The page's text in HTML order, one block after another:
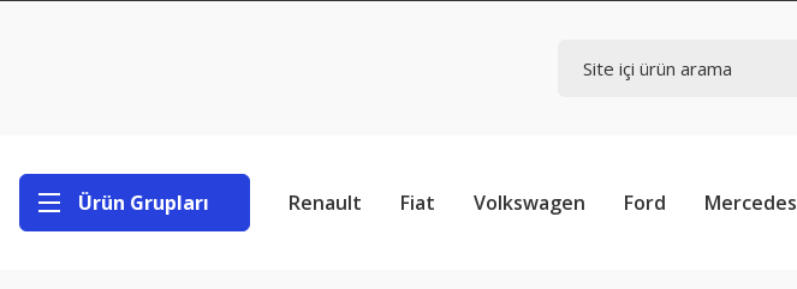
Ürün Grupları Renault Fiat Volkswagen Ford Mercedes